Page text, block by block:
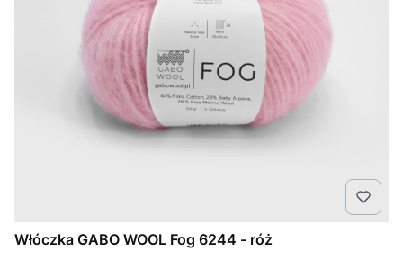
Włóczka GABO WOOL Fog 6244 - róż